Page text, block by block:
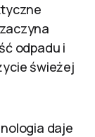
odpadu i
świeżej
daje